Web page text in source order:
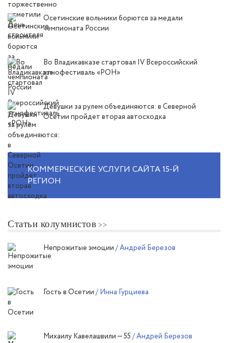
Осетинские вольники борются за медали
чемпионата России
Во Владикавказе стартовал IV Всероссийский
этнофестиваль «РОН»
Девушки за рулем объединяются: в Северной
Осетии пройдет вторая автосходка
КОММЕРЧЕСКИЕ УСЛУГИ САЙТА 15-Й
РЕГИОН
Статьи колумнистов
Непрожитые эмоции / Андрей Березов
Гость в Осетии / Инна Гурциева
Михаилу Кавелашвили — 55 / Андрей Березов